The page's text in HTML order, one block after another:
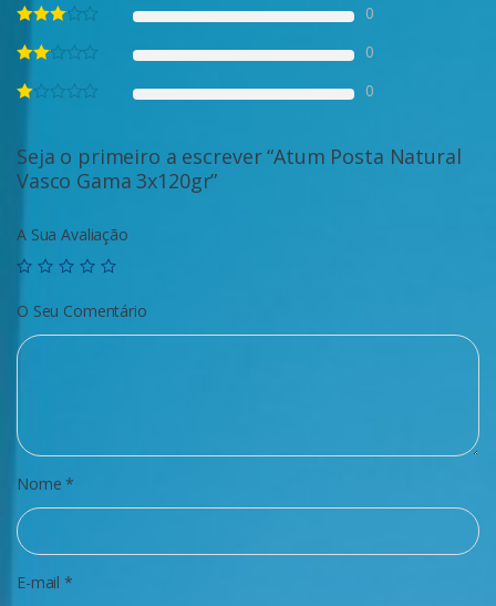
0
0
0
Seja o primeiro a escrever “Atum Posta Natural
Vasco Gama 3x120gr”
A Sua Avaliação
O Seu Comentário
Nome*
E-mail*